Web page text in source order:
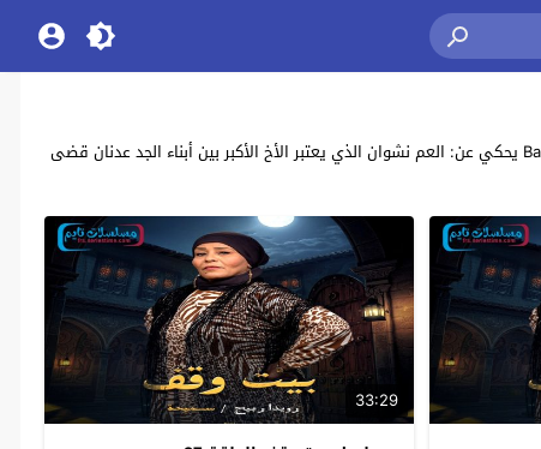
مشاهدة وتحميل جميع حلقات مسلسل الدراما اليمني “بيت وقف” بطولة: عبدالله تينه، علي حميدة، قاسم رشاد، خالد حمدان، رويدا ربيح، قاسم عمر Bayt Waqf يحكي عن: العم نشوان الذي يعتبر الأخ الأكبر بين أبناء الجد عدنان قضى
33:29